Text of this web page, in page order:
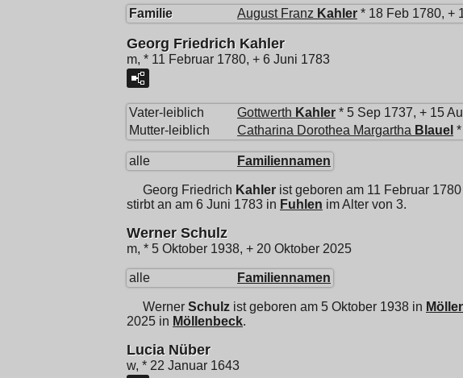
Familie August Franz Kahler * 18 Feb 1780, +
Georg Friedrich Kahler
m, * 11 Februar 1780, + 6 Juni 1783
Vater-leiblich Gottwerth Kahler * 5 Sep 1737, + 15
Mutter-leiblich
Catharina Dorothea Margartha Blauel
alle Familiennamen
Georg Friedrich Kahler ist geboren am 11 Februar
stirbt an am 6 Juni 1783 in Fuhlen im Alter von 3.
Werner Schulz
m, * 5 Oktober 1938, + 20 Oktober 2025
alle Familiennamen
Werner Schulz ist geboren am 5 Oktober 1938 in
2025 in Möllenbeck.
Lucia Nüber
w, * 22 Januar 1643